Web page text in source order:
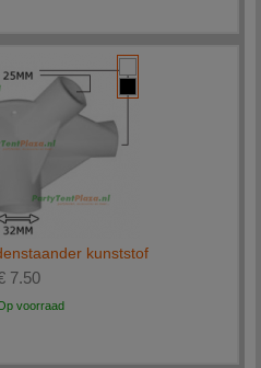
kunststof
7.50
voorraad